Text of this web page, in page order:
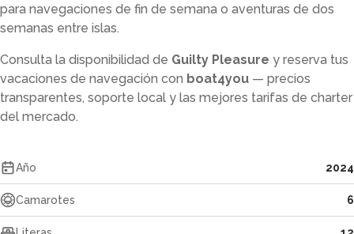
para navegaciones de fin de semana o aventuras de dos
semanas entre islas.
Consulta la disponibilidad de Guilty Pleasure y reserva tus
vacaciones de navegación con boat4you — precios
transparentes, soporte local y las mejores tarifas de charter
del mercado.
Año 2024
Camarotes 6